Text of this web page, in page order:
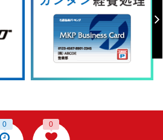
0 0